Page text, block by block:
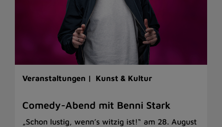
Veranstaltungen | Kunst & Kultur
Comedy-Abend mit Benni Stark
„Schon lustig, wenn’s witzig ist!“ am 28. August